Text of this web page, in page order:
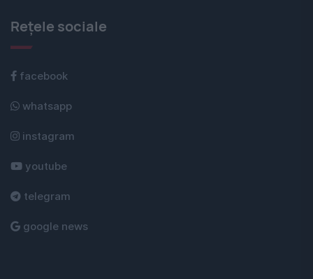
Rețele sociale
facebook
whatsapp
instagram
youtube
telegram
google news